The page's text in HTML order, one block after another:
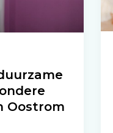
Oostrom